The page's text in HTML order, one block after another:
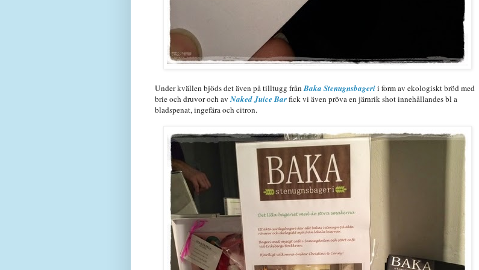
Under kvällen bjöds det även på tilltugg frånBaka Stenugnsbagerii form av ekologiskt bröd med
brie och druvor och avNaked Juice Barfick vi även pröva en järnrik shot innehållandes bl a
bladspenat, ingefära och citron.